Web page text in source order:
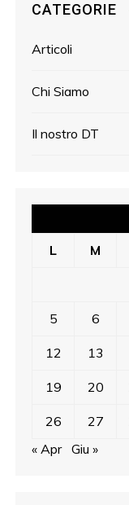
CATEGORIE
Articoli
Chi Siamo
Il nostro DT
L
M
5 6
12 13
19 20
26 27
« Apr Giu »